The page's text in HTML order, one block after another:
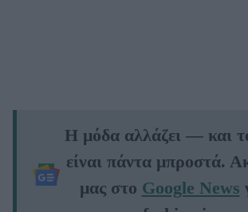
Η μόδα αλλάζει — και
είναι πάντα μπροστά.
μας στο Google News